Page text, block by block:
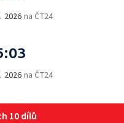
2026 na ČT24
2026 na ČT24
10 dílů